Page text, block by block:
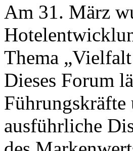
Am 31. März
Thema
Dieses Forum
Führungskräfte
ausführliche